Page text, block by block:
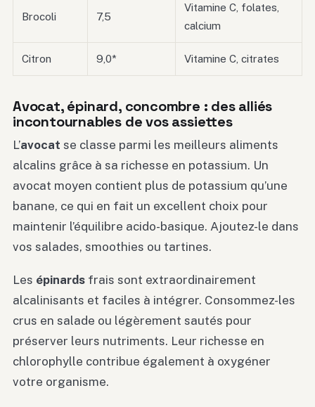
Brocoli 7,5
Vitamine C, folates,
calcium
Citron 9,0* Vitamine C, citrates
Avocat, épinard, concombre : des alliés
incontournables de vos assiettes
L’avocat se classe parmi les meilleurs aliments
alcalins grâce à sa richesse en potassium. Un
avocat moyen contient plus de potassium qu’une
banane, ce qui en fait un excellent choix pour
maintenir l’équilibre acido-basique. Ajoutez-le dans
vos salades, smoothies ou tartines.
Les épinards frais sont extraordinairement
alcalinisants et faciles à intégrer. Consommez-les
crus en salade ou légèrement sautés pour
préserver leurs nutriments. Leur richesse en
chlorophylle contribue également à oxygéner
votre organisme.